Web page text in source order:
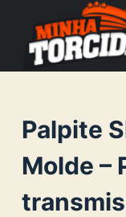
c
o
n
Palpite
Molde –